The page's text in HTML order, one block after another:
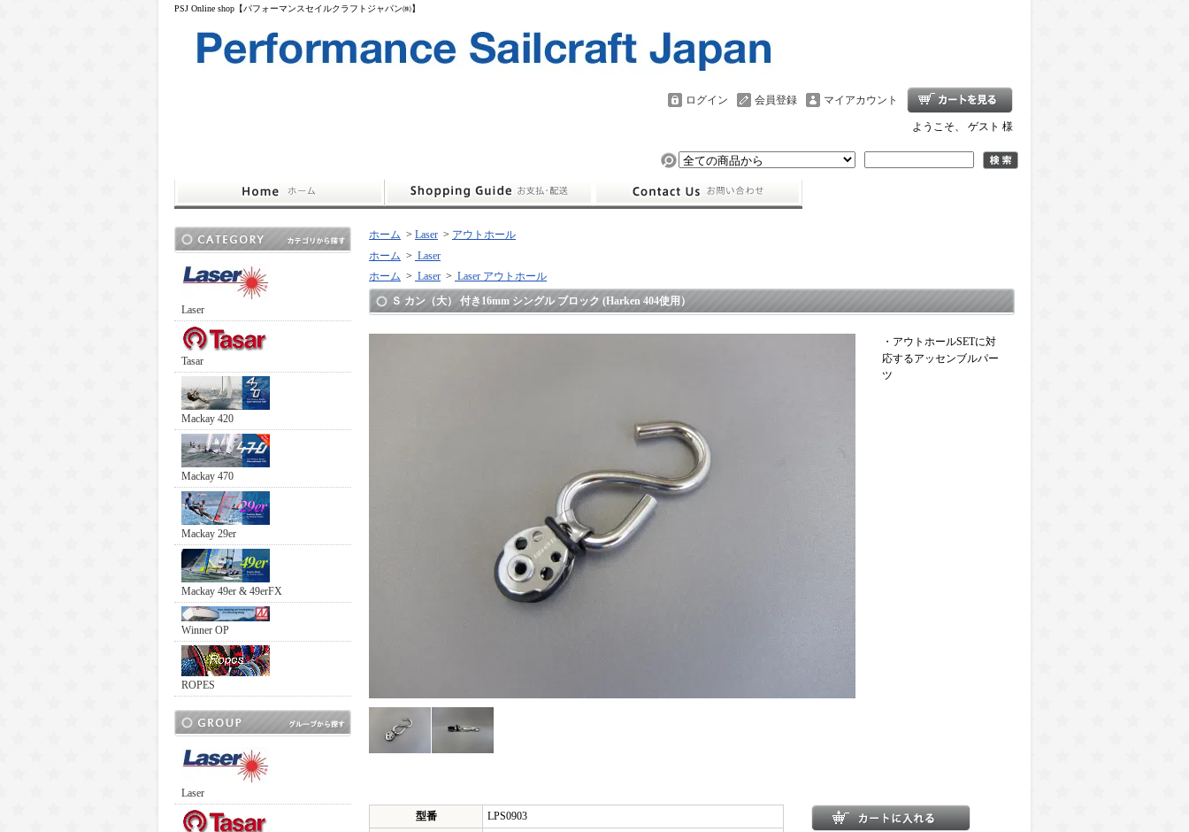
PSJ Online shop【パフォーマンスセイルクラフトジャパン㈱】
マイアカウント
会員登録
ログイン
ようこそ、 ゲスト 様
Laser
Tasar
Mackay 420
Mackay 470
Mackay 29er
Mackay 49er & 49erFX
Winner OP
ROPES
Laser
ホーム > Laser > アウトホール
ホーム > Laser
ホーム > Laser > Laser アウトホール
Ｓ カン（大） 付き16mm シングル ブロック (Harken 404使用）
・アウトホールSETに対
応するアッセンブルパー
ツ
型番
LPS0903